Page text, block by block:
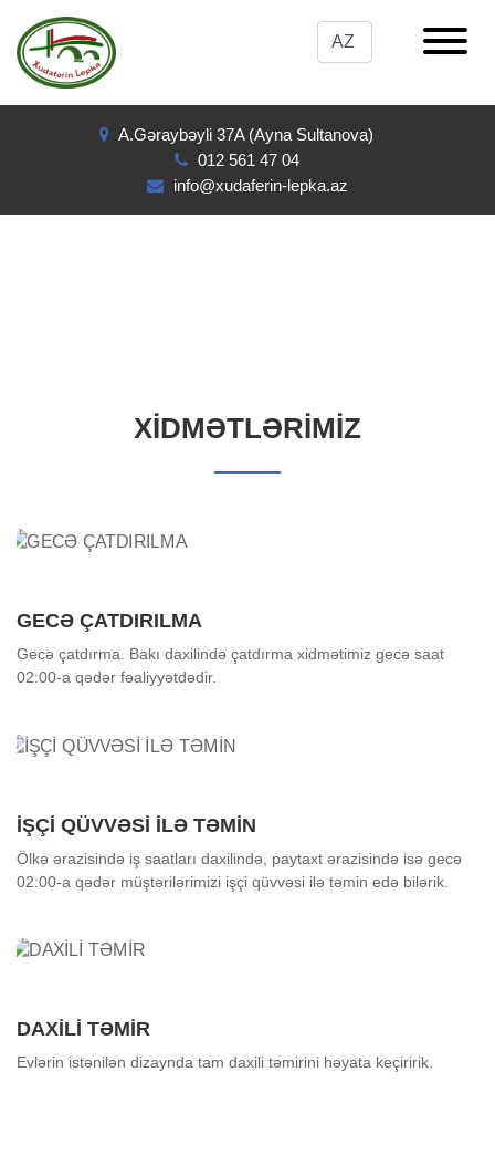
A.Gəraybəyli 37A (Ayna Sultanova)
012 561 47 04
info@xudaferin-lepka.az
XIDMƏTLƏRIMIZ
GECƏ ÇATDIRILMA
Gecə çatdırma. Bakı daxilində çatdırma xidmətimiz gecə saat
02:00-a qədər fəaliyyətdədir.
İŞÇİ QÜVVƏSİ İLƏ TƏMİN
Ölkə ərazisində iş saatları daxilində, paytaxt ərazisində isə gecə
02:00-a qədər müştərilərimizi işçi qüvvəsi ilə təmin edə bilərik.
DAXİLİ TƏMİR
Evlərin istənilən dizaynda tam daxili təmirini həyata keçiririk.